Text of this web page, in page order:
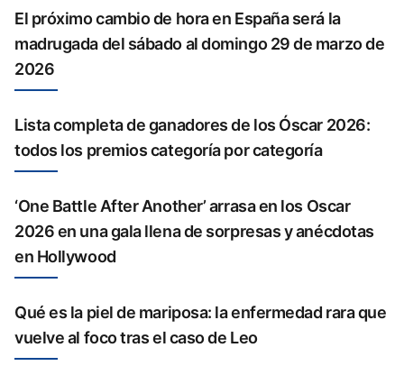
multitudinarias de España.
El próximo cambio de hora en España será la
madrugada del sábado al domingo 29 de marzo de
2026
Lista completa de ganadores de los Óscar 2026:
todos los premios categoría por categoría
‘One Battle After Another’ arrasa en los Oscar
2026 en una gala llena de sorpresas y anécdotas
en Hollywood
Qué es la piel de mariposa: la enfermedad rara que
vuelve al foco tras el caso de Leo